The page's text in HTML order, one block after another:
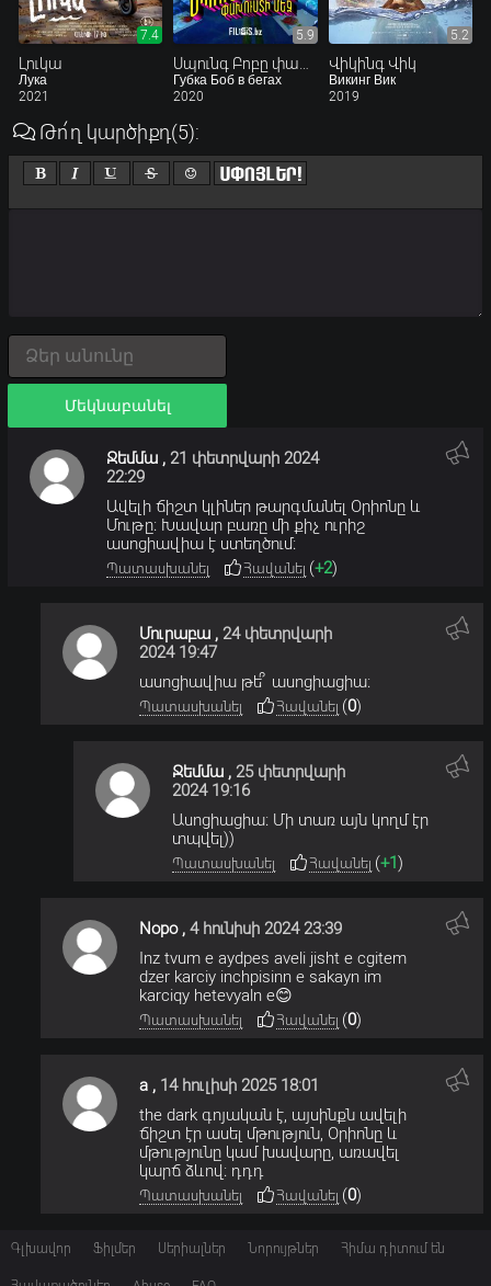
7.4
Լուկա
Лука
2021
5.9
Губка Боб в бегах
2020
5.2
Վիկինգ Վիկ
Викинг Вик
2019
Թո՛ղ կարծիքդ(5):
Մեկնաբանել
Ջեմմա , 21 փետրվարի 2024
22:29
Պատասխանել Հավանել (+2)
Ավելի ճիշտ կլիներ թարգմանել Օրիոնը և
Մութը։ Խավար բառը մի քիչ ուրիշ
ասոցիավիա է ստեղծում։
Մուրաբա , 24 փետրվարի
2024 19:47
Պատասխանել Հավանել (0)
ասոցիավիա թե՞ ասոցիացիա։
Ջեմմա , 25 փետրվարի
2024 19:16
Պատասխանել Հավանել (+1)
Ասոցիացիա։ Մի տառ այն կողմ էր
տպվել))
Nopo , 4 հունիսի 2024 23:39
Պատասխանել Հավանել (0)
Inz tvum e aydpes aveli jisht e cgitem
dzer karciy inchpisinn e sakayn im
karciqy hetevyaln e😊
a , 14 հուլիսի 2025 18:01
Պատասխանել Հավանել (0)
the dark գոյական է, այսինքն ավելի
ճիշտ էր ասել մթություն, Օրիոնը և
մթությունը կամ խավարը, առավել
կարճ ձևով։ դդդ
Գլխավոր Ֆիլմեր Սերիալներ Նորույթներ Հիմա դիտում են